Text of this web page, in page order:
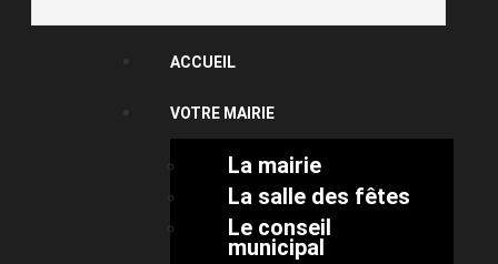
ACCUEIL
VOTRE MAIRIE
La mairie
La salle des fêtes
Le conseil
municipal